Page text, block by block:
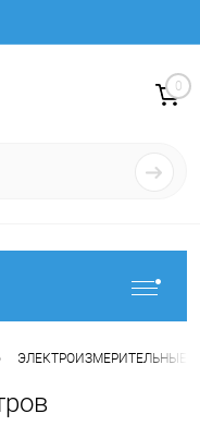
0
ЭЛЕКТРОИЗМЕРИТЕЛЬНЫЕ